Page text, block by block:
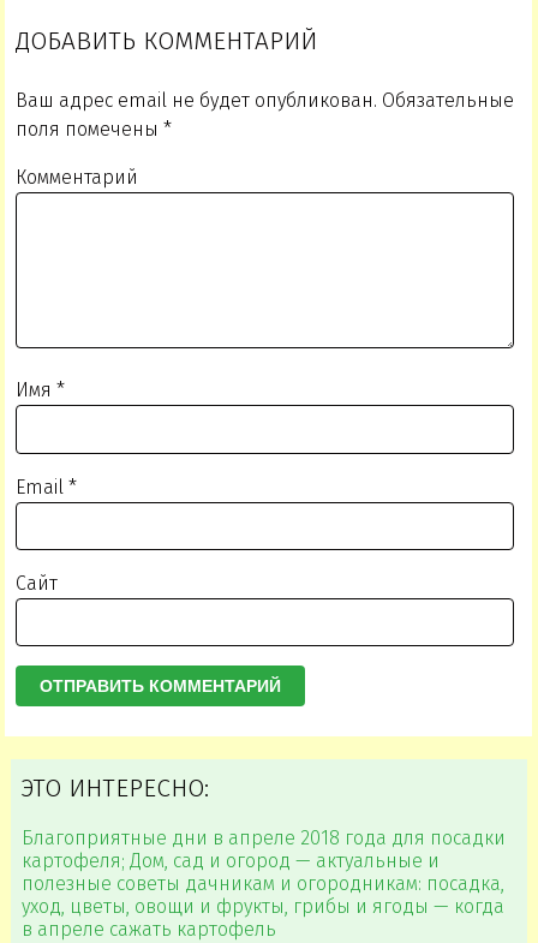
ДОБАВИТЬ КОММЕНТАРИЙ
Ваш адрес email не будет опубликован. Обязательные
поля помечены*
Комментарий
Имя*
Email*
Сайт
ЭТО ИНТЕРЕСНО:
Благоприятные дни в апреле 2018 года для посадки
картофеля; Дом, сад и огород — актуальные и
полезные советы дачникам и огородникам: посадка,
уход, цветы, овощи и фрукты, грибы и ягоды — когда
в апреле сажать картофель